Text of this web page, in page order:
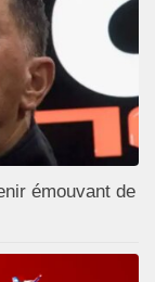
émouvant de